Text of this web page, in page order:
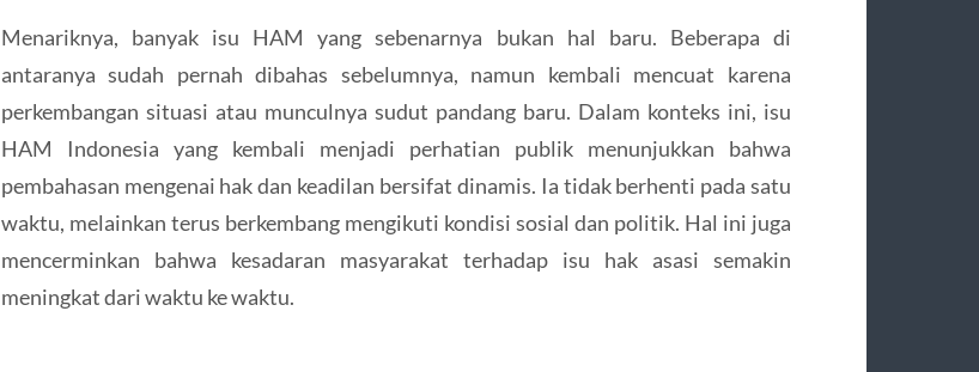
Menariknya, banyak isu HAM yang sebenarnya bukan hal baru. Beberapa di
antaranya sudah pernah dibahas sebelumnya, namun kembali mencuat karena
perkembangan situasi atau munculnya sudut pandang baru. Dalam konteks ini, isu
HAM Indonesia yang kembali menjadi perhatian publik menunjukkan bahwa
pembahasan mengenai hak dan keadilan bersifat dinamis. Ia tidak berhenti pada satu
waktu, melainkan terus berkembang mengikuti kondisi sosial dan politik. Hal ini juga
mencerminkan bahwa kesadaran masyarakat terhadap isu hak asasi semakin
meningkat dari waktu ke waktu.